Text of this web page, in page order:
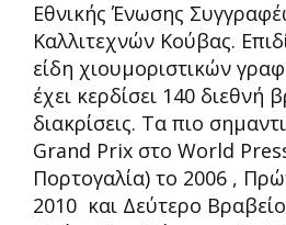
Εθνικής Ένωσης
Καλλιτεχνών Κούβας.
είδη χιουμοριστικών
έχει κερδίσει 140 διεθνή
διακρίσεις. Τα πιο
Grand Prix στο World
Πορτογαλία) το 2006 ,
2010 και Δεύτερο